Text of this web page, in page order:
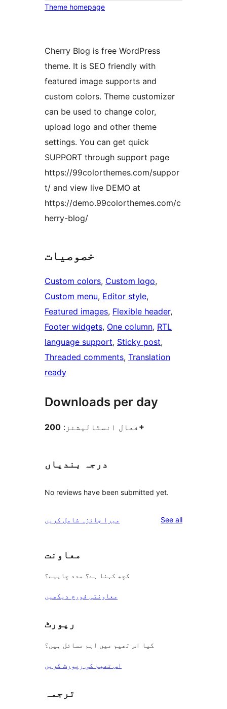
Theme homepage
Cherry Blog is free WordPress
theme. It is SEO friendly with
featured image supports and
custom colors. Theme customizer
can be used to change color,
upload logo and other theme
settings. You can get quick
SUPPORT through support page
https://99colorthemes.com/suppor
t/ and view live DEMO at
https://demo.99colorthemes.com/c
herry-blog/
خصوصیات
Custom colors, Custom logo
Custom menu, Editor style
Featured images, Flexible header
Footer widgets, One column, RTL
language support, Sticky post
Threaded comments, Translation
ready
Downloads per day
فعال انسٹالیشنز: 200+
درجہ بندیاں
No reviews have been submitted yet.
میرا جائزہ شامل کریں See allreviews
معاونت
کچھ کہنا ہے؟ مدد چاہیے؟
معاونتی فورم دیکھیں
رپورٹ
کیا اس تھیم میں اہم مسائل ہیں؟
اس تھیم کی رپورٹ کریں
ترجمہ